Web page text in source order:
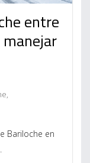
entre
,
Bariloche en